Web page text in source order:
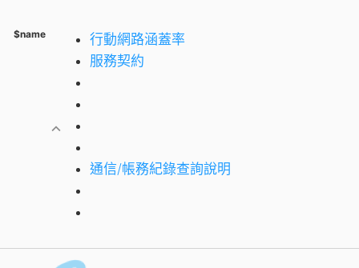
$name
行動網路涵蓋率
服務契約
通信/帳務紀錄查詢說明